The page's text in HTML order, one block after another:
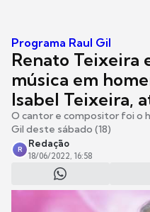
Programa Raul Gil
Renato Teixeira
música em
Isabel Teixeira,
O cantor e compositor foi o
Gil deste sábado (18)
R
Redação
18/06/2022, 16:58